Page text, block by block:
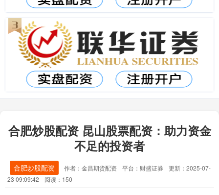
合肥炒股配资 昆山股票配资：助力资金
不足的投资者
合肥炒股配资 作者：金昌期货配资 平台：财盛证券
更新：2025-07-
23 09:09:42
阅读：150